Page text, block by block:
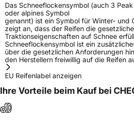
Das Schneeflockensymbol (auch 3
oder alpines Symbol
genannt) ist ein Symbol für Winter- und
zeigt an, dass der Reifen die
Traktionseigenschaften auf Schnee
Schneeflockensymbol ist ein
über die gesetzlichen Anforderungen
den Herstellern freiwillig auf die Reifen
EU Reifenlabel anzeigen
Ihre Vorteile beim Kauf bei